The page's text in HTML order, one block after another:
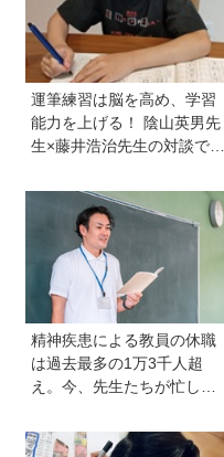
運筆練習は脳を高め、学習
能力を上げる！ 陰山英男先
生×藤井浩治先生の対談でわ
のかん字運筆ドリル』は字
形も覚えられる
精神疾患による教員の休職
は過去最多の1万3千人超
え。今、先生たちが忙しす
知っておきたい学校のリア